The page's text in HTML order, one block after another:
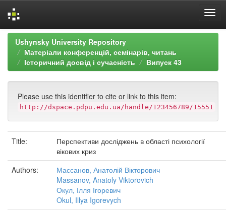
Skip
navigation
Ushynsky University Repository
Матеріали конференцій, семінарів, читань
Історичний досвід і сучасність
Випуск 43
Please use this identifier to cite or link to this item:
http://dspace.pdpu.edu.ua/handle/123456789/15551
Title:
Перспективи досліджень в області психології
вікових криз
Authors:
Массанов, Анатолій Вікторович
Massanov, Anatoly Viktorovich
Окул, Ілля Ігоревич
Okul, Illya Igorevych